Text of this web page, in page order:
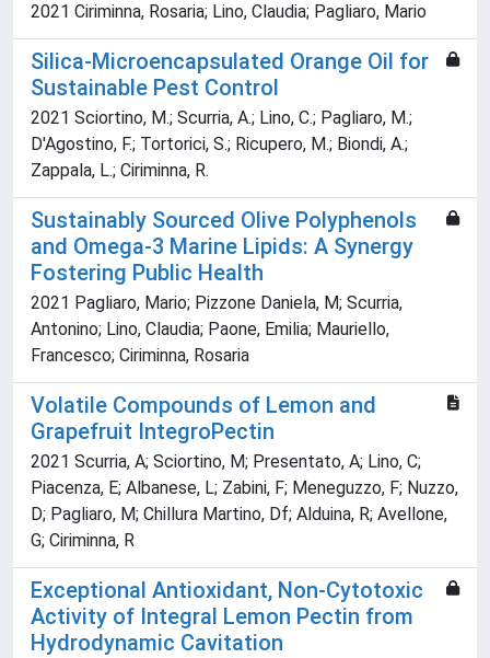
2021 Ciriminna, Rosaria; Lino, Claudia; Pagliaro, Mario
Silica-Microencapsulated Orange Oil for
Sustainable Pest Control
2021 Sciortino, M.; Scurria, A.; Lino, C.; Pagliaro, M.;
D'Agostino, F.; Tortorici, S.; Ricupero, M.; Biondi, A.;
Zappala, L.; Ciriminna, R.
Sustainably Sourced Olive Polyphenols
and Omega-3 Marine Lipids: A Synergy
Fostering Public Health
2021 Pagliaro, Mario; Pizzone Daniela, M; Scurria,
Antonino; Lino, Claudia; Paone, Emilia; Mauriello,
Francesco; Ciriminna, Rosaria
Volatile Compounds of Lemon and
Grapefruit IntegroPectin
2021 Scurria, A; Sciortino, M; Presentato, A; Lino, C;
Piacenza, E; Albanese, L; Zabini, F; Meneguzzo, F; Nuzzo,
D; Pagliaro, M; Chillura Martino, Df; Alduina, R; Avellone,
G; Ciriminna, R
Exceptional Antioxidant, Non-Cytotoxic
Activity of Integral Lemon Pectin from
Hydrodynamic Cavitation